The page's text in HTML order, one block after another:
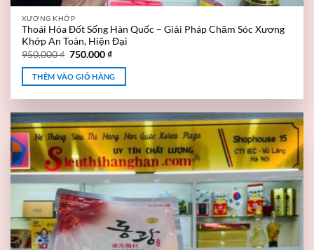
XƯƠNG KHỚP
Thoái Hóa Đốt Sống Hàn Quốc – Giải Pháp Chăm Sóc Xương
Khớp An Toàn, Hiện Đại
950.000₫ 750.000₫
THÊM VÀO GIỎ HÀNG